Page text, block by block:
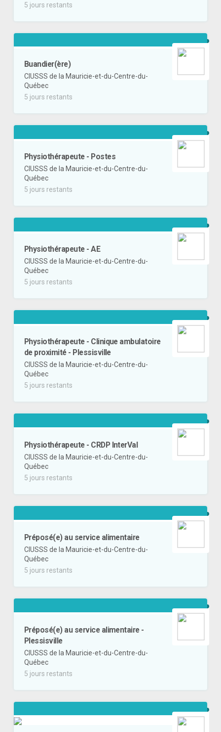
5 jours restants
Buandier(ère)
CIUSSS de la Mauricie-et-du-Centre-du-
Québec
5 jours restants
Physiothérapeute - Postes
CIUSSS de la Mauricie-et-du-Centre-du-
Québec
5 jours restants
Physiothérapeute - AE
CIUSSS de la Mauricie-et-du-Centre-du-
Québec
5 jours restants
Physiothérapeute - Clinique ambulatoire
de proximité - Plessisville
CIUSSS de la Mauricie-et-du-Centre-du-
Québec
5 jours restants
Physiothérapeute - CRDP InterVal
CIUSSS de la Mauricie-et-du-Centre-du-
Québec
5 jours restants
Préposé(e) au service alimentaire
CIUSSS de la Mauricie-et-du-Centre-du-
Québec
5 jours restants
Préposé(e) au service alimentaire -
Plessisville
CIUSSS de la Mauricie-et-du-Centre-du-
Québec
5 jours restants